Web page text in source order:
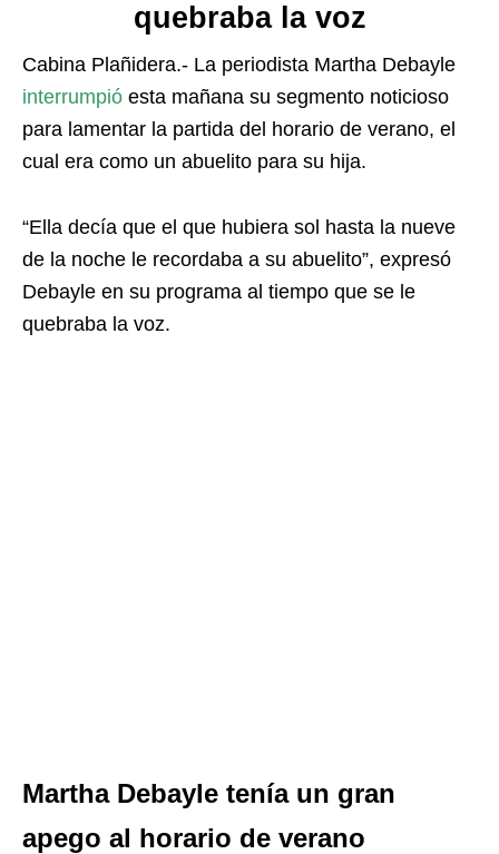
quebraba la voz
Cabina Plañidera.- La periodista Martha Debayle
interrumpió esta mañana su segmento noticioso
para lamentar la partida del horario de verano, el
cual era como un abuelito para su hija.
“Ella decía que el que hubiera sol hasta la nueve
de la noche le recordaba a su abuelito”, expresó
Debayle en su programa al tiempo que se le
quebraba la voz.
Martha Debayle tenía un gran
apego al horario de verano